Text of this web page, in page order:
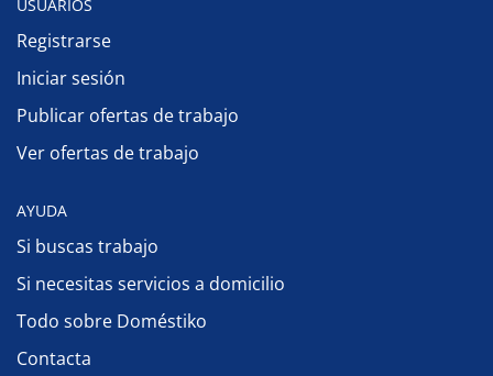
USUARIOS
Registrarse
Iniciar sesión
Publicar ofertas de trabajo
Ver ofertas de trabajo
AYUDA
Si buscas trabajo
Si necesitas servicios a domicilio
Todo sobre Doméstiko
Contacta